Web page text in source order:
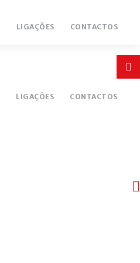
LIGAÇÕES CONTACTOS
LIGAÇÕES CONTACTOS